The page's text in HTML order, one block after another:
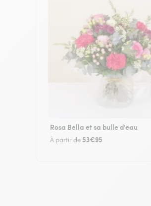
Rosa Bella et sa bulle d'eau
À partir de 53€95